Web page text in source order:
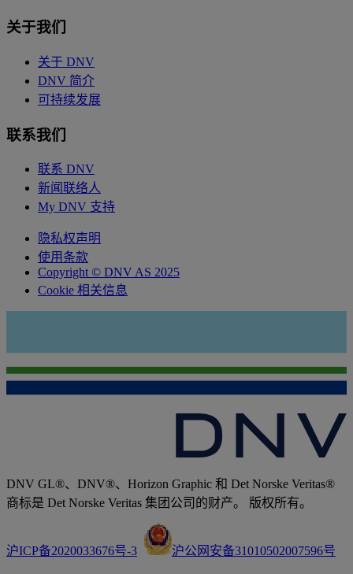
关于我们
关于 DNV
DNV 简介
可持续发展
联系我们
联系 DNV
新闻联络人
My DNV 支持
隐私权声明
使用条款
Copyright © DNV AS 2025
Cookie 相关信息
DNV GL®、DNV®、Horizon Graphic 和 Det Norske Veritas®
商标是 Det Norske Veritas 集团公司的财产。 版权所有。
沪ICP备2020033676号-3 沪公网安备31010502007596号